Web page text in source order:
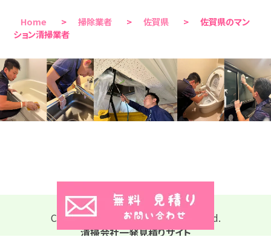
Home > 掃除業者 > 佐賀県 >
佐賀県のマン
ション清掃業者
Copyright © 2026 All Rights Reserved.
清掃会社一発見積りサイト